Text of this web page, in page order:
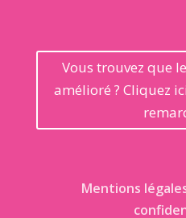
Vous trouvez que
amélioré ? Cliquez
Mentions